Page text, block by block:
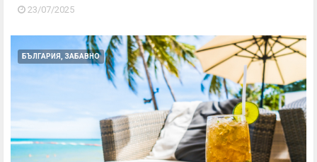
23/07/2025
БЪЛГАРИЯ, ЗАБАВНО